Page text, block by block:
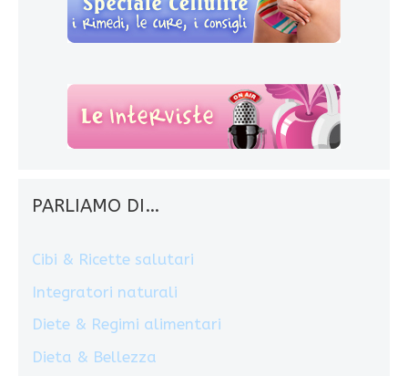
PARLIAMO DI…
Cibi & Ricette salutari
Integratori naturali
Diete & Regimi alimentari
Dieta & Bellezza